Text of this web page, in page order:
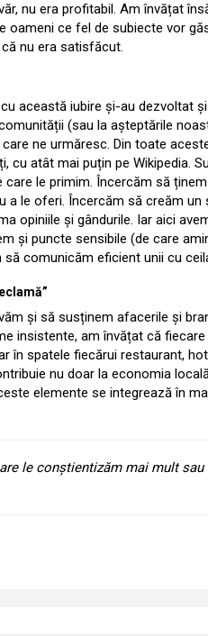
nu era profitabil. Am învățat
ce fel de subiecte vor
nu era satisfăcut.
această iubire și-au dezvoltat
(sau la așteptările
ne urmăresc. Din toate
atât mai puțin pe Wikipedia.
le primim. Încercăm să
a le oferi. Încercăm să creăm un
opiniile și gândurile. Iar aici
și puncte sensibile (de care
comunicăm eficient unii cu
și să susținem afacerile și
insistente, am învățat că
în spatele fiecărui restaurant,
nu doar la economia
elemente se integrează în
le conștientizăm mai mult